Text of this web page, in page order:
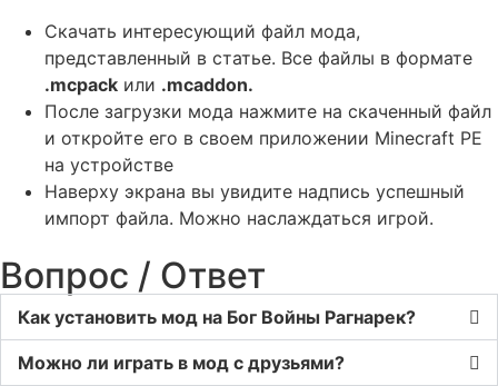
Скачать интересующий файл мода,
представленный в статье. Все файлы в формате
.mcpack или .mcaddon.
После загрузки мода нажмите на скаченный файл
и откройте его в своем приложении Minecraft PE
на устройстве
Наверху экрана вы увидите надпись успешный
импорт файла. Можно наслаждаться игрой.
Вопрос / Ответ
Как установить мод на Бог Войны Рагнарек?
Можно ли играть в мод с друзьями?